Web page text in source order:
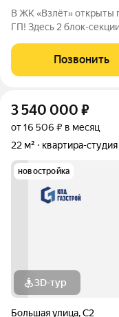
В ЖК «Взлёт» открыты
ГП! Здесь 2 блок-
холлов,
традиционно,
Позвонить
3 540 000 ₽
от 16 506 ₽ в месяц
22 м²
квартира-студия
новостройка
3D-тур
Большая улица,С2